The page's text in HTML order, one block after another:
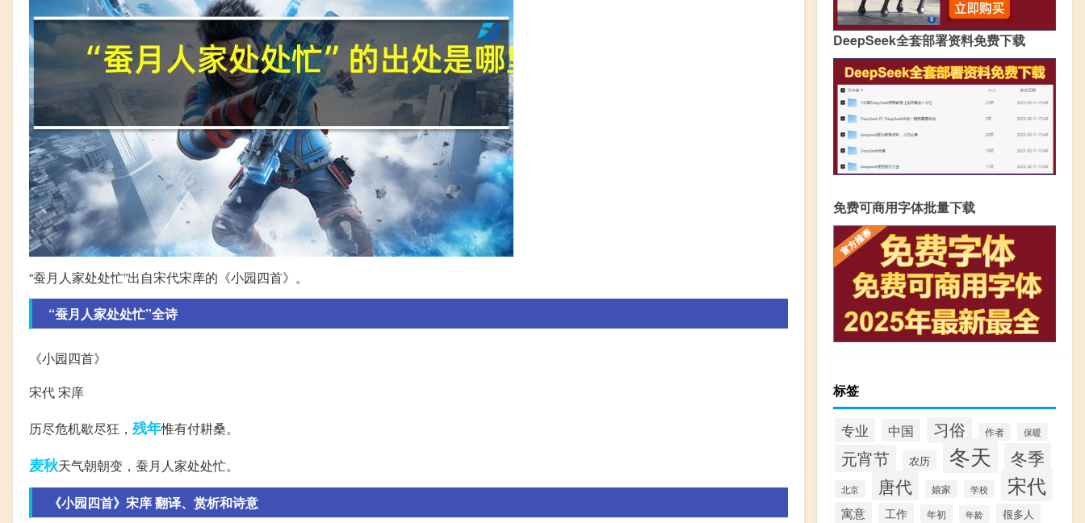
“蚕月人家处处忙”出自宋代宋庠的《小园四首》。
“蚕月人家处处忙”全诗
《小园四首》
宋代 宋庠
历尽危机歇尽狂， 残年惟有付耕桑。
麦秋天气朝朝变，蚕月人家处处忙。
《小园四首》宋庠 翻译、赏析和诗意
DeepSeek全套部署资料免费下载
免费可商用字体批量下载
标签
专业 中国 习俗 作者 保暖
元宵节 农历 冬天 冬季
北京 唐代 娘家 学校 宋代
寓意 工作 年初 年龄 很多人